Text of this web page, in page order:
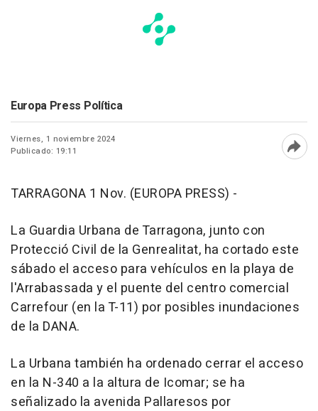
Europa Press Política
Viernes, 1 noviembre 2024
Publicado: 19:11
TARRAGONA 1 Nov. (EUROPA PRESS) -
La Guardia Urbana de Tarragona, junto con
Protecció Civil de la Genrealitat, ha cortado este
sábado el acceso para vehículos en la playa de
l'Arrabassada y el puente del centro comercial
Carrefour (en la T-11) por posibles inundaciones
de la DANA.
La Urbana también ha ordenado cerrar el acceso
en la N-340 a la altura de Icomar; se ha
señalizado la avenida Pallaresos por